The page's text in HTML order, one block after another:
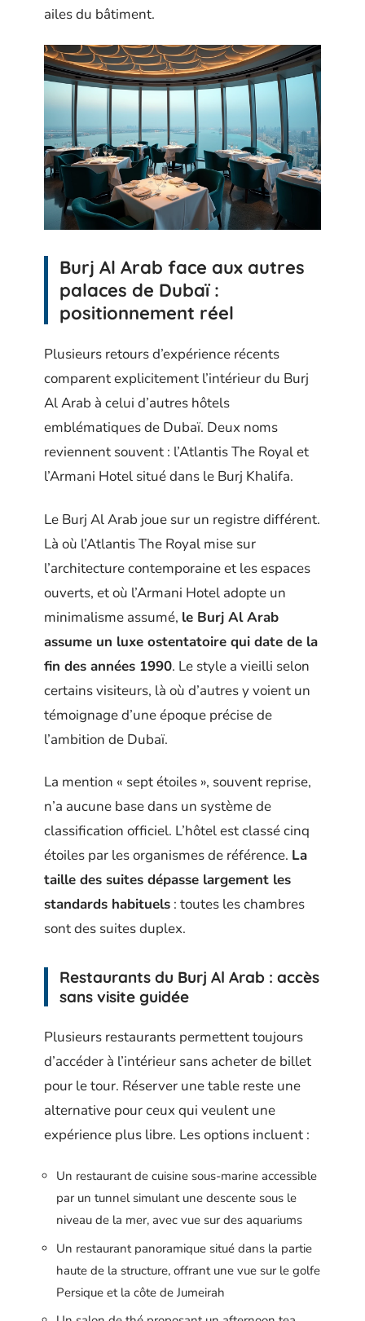
ailes du bâtiment.
Burj Al Arab face aux autres
palaces de Dubaï :
positionnement réel
Plusieurs retours d’expérience récents
comparent explicitement l’intérieur du Burj
Al Arab à celui d’autres hôtels
emblématiques de Dubaï. Deux noms
reviennent souvent : l’Atlantis The Royal et
l’Armani Hotel situé dans le Burj Khalifa.
Le Burj Al Arab joue sur un registre différent.
Là où l’Atlantis The Royal mise sur
l’architecture contemporaine et les espaces
ouverts, et où l’Armani Hotel adopte un
minimalisme assumé, le Burj Al Arab
assume un luxe ostentatoire qui date de la
fin des années 1990. Le style a vieilli selon
certains visiteurs, là où d’autres y voient un
témoignage d’une époque précise de
l’ambition de Dubaï.
La mention « sept étoiles », souvent reprise,
n’a aucune base dans un système de
classification officiel. L’hôtel est classé cinq
étoiles par les organismes de référence. La
taille des suites dépasse largement les
standards habituels : toutes les chambres
sont des suites duplex.
Restaurants du Burj Al Arab : accès
sans visite guidée
Plusieurs restaurants permettent toujours
d’accéder à l’intérieur sans acheter de billet
pour le tour. Réserver une table reste une
alternative pour ceux qui veulent une
expérience plus libre. Les options incluent :
Un restaurant de cuisine sous-marine accessible
par un tunnel simulant une descente sous le
niveau de la mer, avec vue sur des aquariums
Un restaurant panoramique situé dans la partie
haute de la structure, offrant une vue sur le golfe
Persique et la côte de Jumeirah